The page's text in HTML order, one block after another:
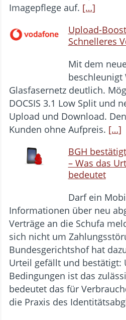
Imagepflege auf. […]
Upload-
Schnelleres
Mit dem
beschleunigt
Glasfasernetz deutlich.
DOCSIS 3.1 Low Split und
Upload und Download.
Kunden ohne Aufpreis. […]
BGH
– Was das
bedeutet
Darf ein
Informationen über neu
Verträge an die Schufa
sich nicht um
Bundesgerichtshof hat
Urteil gefällt und bestätigt:
Bedingungen ist das
bedeutet das für
die Praxis des